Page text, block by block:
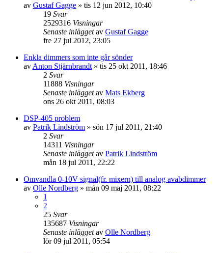
av Gustaf Gagge » tis 12 jun 2012, 10:40
19 Svar
2529316 Visningar
Senaste inläggetav Gustaf Gagge
fre 27 jul 2012, 23:05
Enkla dimmers som inte går sönder
av Anton Stjärnbrandt » tis 25 okt 2011, 18:46
2 Svar
11888 Visningar
Senaste inläggetav Mats Ekberg
ons 26 okt 2011, 08:03
DSP-405 problem
av Patrik Lindström » sön 17 jul 2011, 21:40
2 Svar
14311 Visningar
Senaste inläggetav Patrik Lindström
mån 18 jul 2011, 22:22
Omvandla 0-10V signal(fr. mixern) till analog avabdimmer
av Olle Nordberg » mån 09 maj 2011, 08:22
1
2
25 Svar
135687 Visningar
Senaste inläggetav Olle Nordberg
lör 09 jul 2011, 05:54